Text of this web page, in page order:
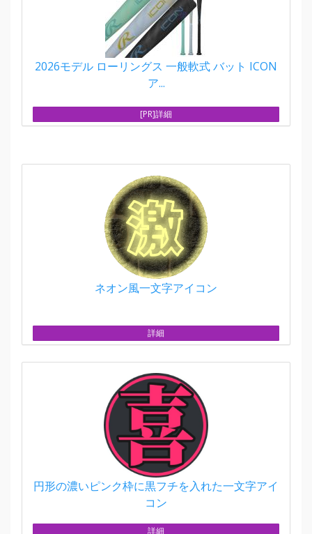
2026モデル ローリングス 一般軟式 バット ICON
ア...
[PR]詳細
ネオン風一文字アイコン
詳細
円形の濃いピンク枠に黒フチを入れた一文字アイ
コン
詳細